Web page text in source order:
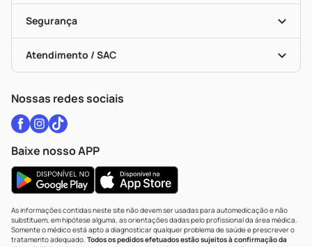
Cupons E Ofertas
Black Friday
Alomed
Formas De Pagamento
Troca E Devolução
Bulas De A A Z
Políticas De Marketplace
Serviços Farmacêuticos
Testes Rápidos
Autoteste Covid-19
Vacinas
Segurança
Portal Da Privacidade
Atendimento / SAC
Nossas redes sociais
Baixe nosso APP
As informações contidas neste site não devem ser usadas para automedicação e não
substituem, em hipótese alguma, as orientações dadas pelo profissional da área médica.
Somente o médico está apto a diagnosticar qualquer problema de saúde e prescrever o
tratamento adequado. Todos os pedidos efetuados estão sujeitos à confirmação da